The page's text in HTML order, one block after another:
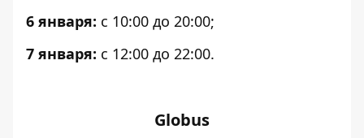
6 января: с 10:00 до 20:00;
7 января: с 12:00 до 22:00.
Globus